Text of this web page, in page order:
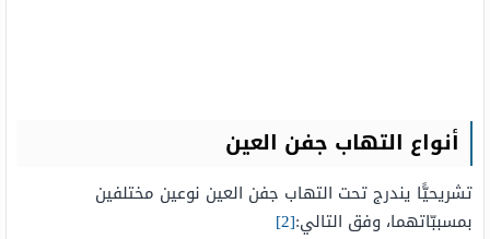
أنواع التهاب جفن العين
تشريحيًّا يندرج تحت التهاب جفن العين نوعين مختلفين
بمسببّاتهما، وفق التالي:[2]